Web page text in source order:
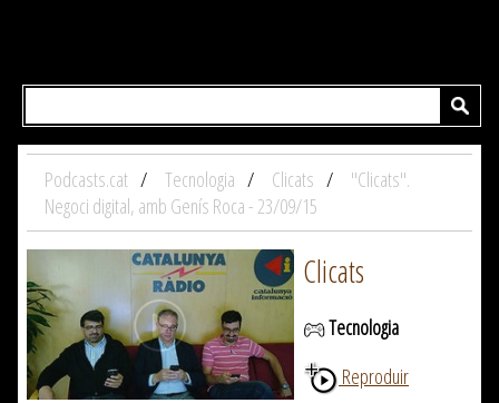
Podcasts.cat Tecnologia Clicats
"Clicats".
Negoci digital, amb Genís Roca - 23/09/15
Clicats
Tecnologia
Reproduir